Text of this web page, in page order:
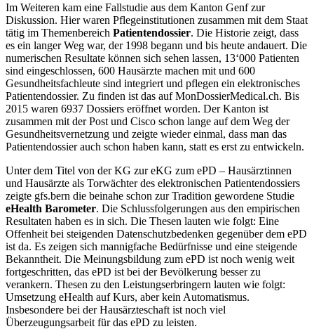
Im Weiteren kam eine Fallstudie aus dem Kanton Genf zur
Diskussion. Hier waren Pflegeinstitutionen zusammen mit dem Staat
tätig im Themenbereich Patientendossier. Die Historie zeigt, dass
es ein langer Weg war, der 1998 begann und bis heute andauert. Die
numerischen Resultate können sich sehen lassen, 13‘000 Patienten
sind eingeschlossen, 600 Hausärzte machen mit und 600
Gesundheitsfachleute sind integriert und pflegen ein elektronisches
Patientendossier. Zu finden ist das auf MonDossierMedical.ch. Bis
2015 waren 6937 Dossiers eröffnet worden. Der Kanton ist
zusammen mit der Post und Cisco schon lange auf dem Weg der
Gesundheitsvernetzung und zeigte wieder einmal, dass man das
Patientendossier auch schon haben kann, statt es erst zu entwickeln.
Unter dem Titel von der KG zur eKG zum ePD – Hausärztinnen
und Hausärzte als Torwächter des elektronischen Patientendossiers
zeigte gfs.bern die beinahe schon zur Tradition gewordene Studie
eHealth Barometer. Die Schlussfolgerungen aus den empirischen
Resultaten haben es in sich. Die Thesen lauten wie folgt: Eine
Offenheit bei steigenden Datenschutzbedenken gegenüber dem ePD
ist da. Es zeigen sich mannigfache Bedürfnisse und eine steigende
Bekanntheit. Die Meinungsbildung zum ePD ist noch wenig weit
fortgeschritten, das ePD ist bei der Bevölkerung besser zu
verankern. Thesen zu den Leistungserbringern lauten wie folgt:
Umsetzung eHealth auf Kurs, aber kein Automatismus.
Insbesondere bei der Hausärzteschaft ist noch viel
Überzeugungsarbeit für das ePD zu leisten.